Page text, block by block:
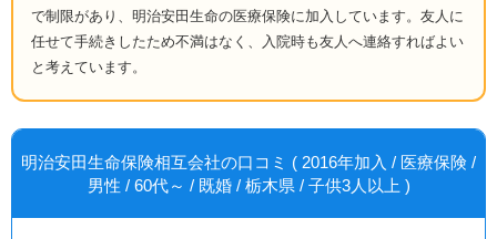
で制限があり、明治安田生命の医療保険に加入しています。友人に
任せて手続きしたため不満はなく、入院時も友人へ連絡すればよい
と考えています。
明治安田生命保険相互会社の口コミ ( 2016年加入 / 医療保険 /
男性 / 60代～ / 既婚 / 栃木県 / 子供3人以上 )